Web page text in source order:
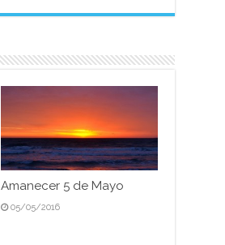
Amanecer 5 de Mayo
05/05/2016